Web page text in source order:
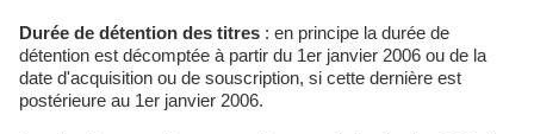
Durée de détention des titres : en principe la durée de
détention est décomptée à partir du 1er janvier 2006 ou de la
date d'acquisition ou de souscription, si cette dernière est
postérieure au 1er janvier 2006.